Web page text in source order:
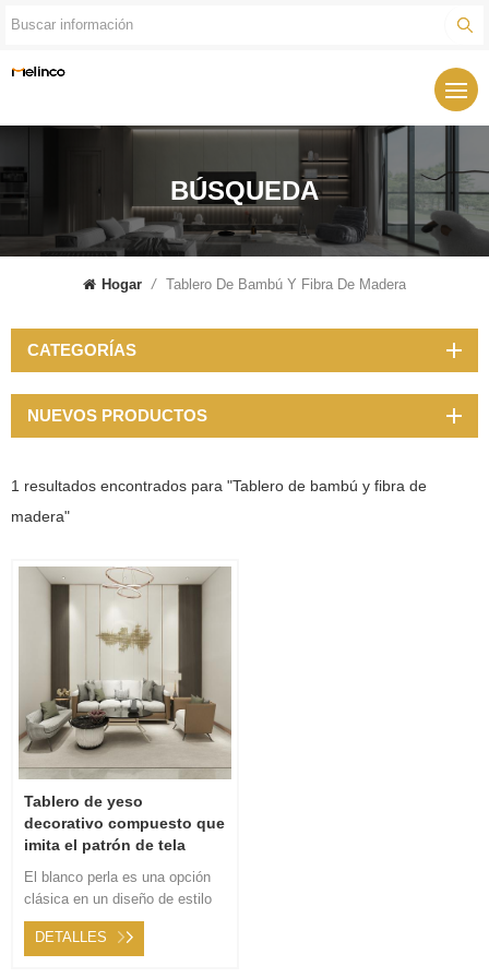
BÚSQUEDA
Hogar / Tablero De Bambú Y Fibra De Madera
1 resultados encontrados para "Tablero de bambú y fibra de
madera"
Tablero de yeso
decorativo compuesto que
imita el patrón de tela
pared de fondo de
instalación rápida
El blanco perla es una opción
clásica en un diseño de estilo
simple, con un poco de atuendo
oscuro y suave para combinar,
DETALLES
CATEGORÍAS
NUEVOS PRODUCTOS